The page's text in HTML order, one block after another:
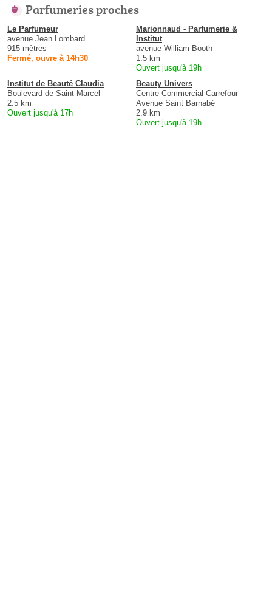
Parfumeries proches
Le Parfumeur
avenue Jean Lombard
915 mètres
Fermé, ouvre à 14h30
Marionnaud - Parfumerie &
Institut
avenue William Booth
1.5 km
Ouvert jusqu'à 19h
Institut de Beauté Claudia
Boulevard de Saint-Marcel
2.5 km
Ouvert jusqu'à 17h
Beauty Univers
Centre Commercial Carrefour
Avenue Saint Barnabé
2.9 km
Ouvert jusqu'à 19h